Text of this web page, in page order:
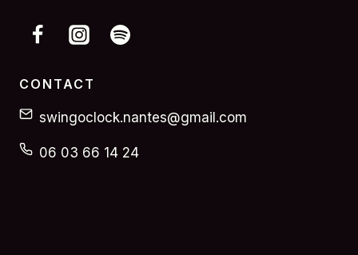
CONTACT
swingoclock.nantes@gmail.com
06 03 66 14 24